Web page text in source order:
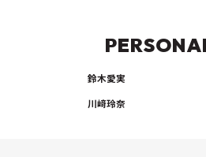
鈴木愛実
川﨑玲奈